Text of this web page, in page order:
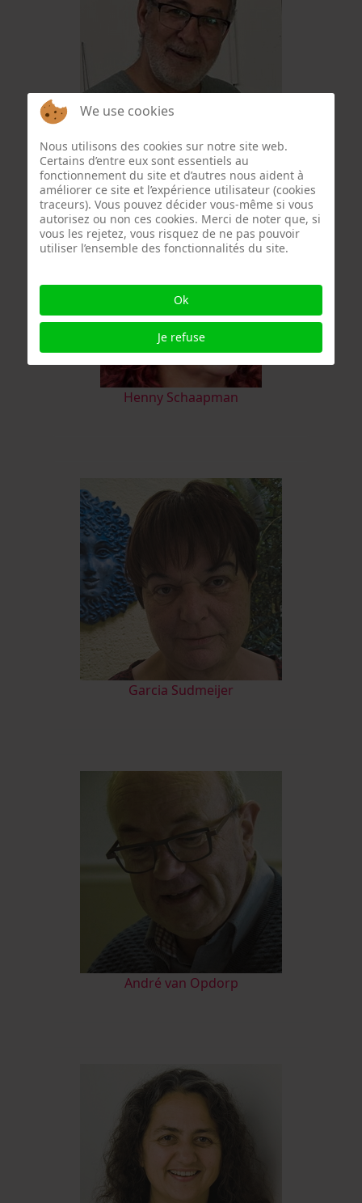
Wajeeh Qadamani
Henny Schaapman
Garcia Sudmeijer
André van Opdorp
We use cookies
Nous utilisons des cookies sur notre site web.
Certains d’entre eux sont essentiels au
fonctionnement du site et d’autres nous aident à
améliorer ce site et l’expérience utilisateur (cookies
traceurs). Vous pouvez décider vous-même si vous
autorisez ou non ces cookies. Merci de noter que, si
vous les rejetez, vous risquez de ne pas pouvoir
utiliser l’ensemble des fonctionnalités du site.
Ok
Je refuse